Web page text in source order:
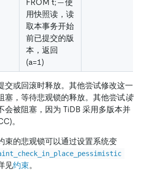
FROM t; -- 使
用快照读，读
取本事务开始
前已提交的版
本，返回
(a=1)
交或回滚时释放。其他尝试修改这一
塞，等待悲观锁的释放。其他尝试读
会被阻塞，因为 TiDB 采用多版本并
。
束的悲观锁可以通过设置系统变
见约束。